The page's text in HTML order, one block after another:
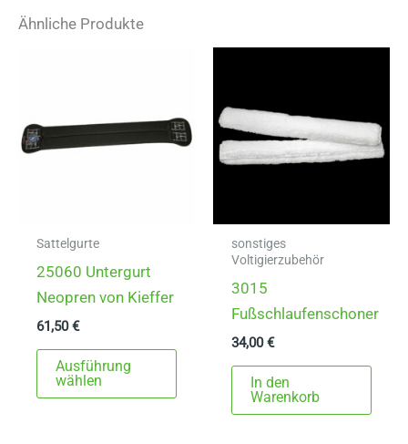
Ähnliche Produkte
Sattelgurte
25060 Untergurt
Neopren von Kieffer
61,50€
Ausführung
wählen
Dieses
sonstiges
Voltigierzubehör
3015
Fußschlaufenschoner
34,00€
In den
Warenkorb